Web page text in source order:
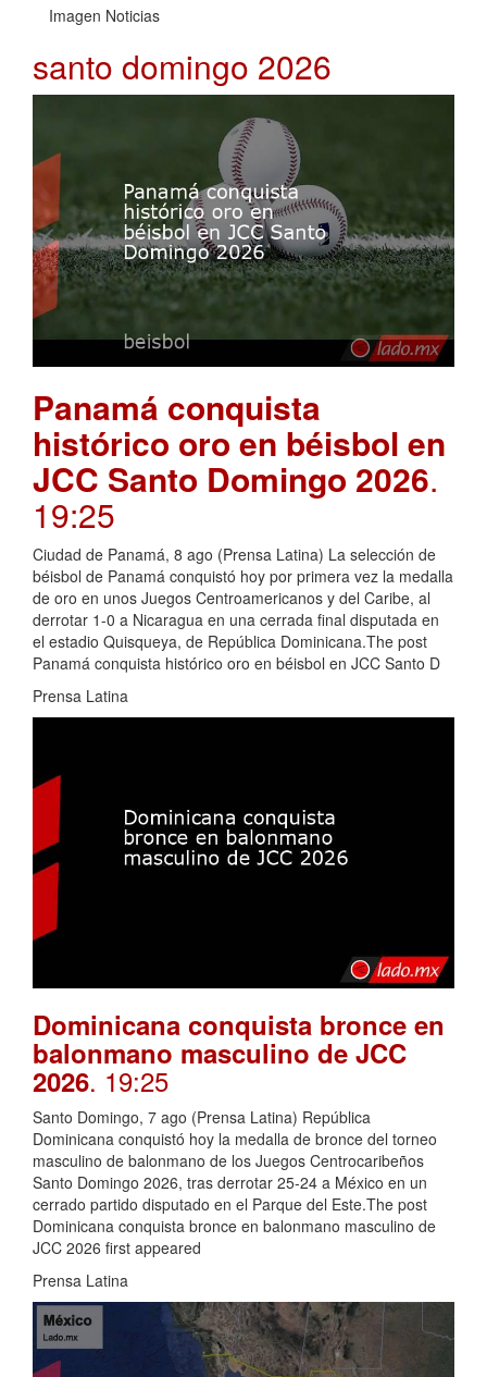
Imagen Noticias
santo domingo 2026
Panamá conquista
histórico oro en béisbol en
JCC Santo Domingo 2026.
19:25
Ciudad de Panamá, 8 ago (Prensa Latina) La selección de
béisbol de Panamá conquistó hoy por primera vez la medalla
de oro en unos Juegos Centroamericanos y del Caribe, al
derrotar 1-0 a Nicaragua en una cerrada final disputada en
el estadio Quisqueya, de República Dominicana.The post
Panamá conquista histórico oro en béisbol en JCC Santo D
Prensa Latina
Dominicana conquista bronce en
balonmano masculino de JCC
2026. 19:25
Santo Domingo, 7 ago (Prensa Latina) República
Dominicana conquistó hoy la medalla de bronce del torneo
masculino de balonmano de los Juegos Centrocaribeños
Santo Domingo 2026, tras derrotar 25-24 a México en un
cerrado partido disputado en el Parque del Este.The post
Dominicana conquista bronce en balonmano masculino de
JCC 2026 first appeared
Prensa Latina